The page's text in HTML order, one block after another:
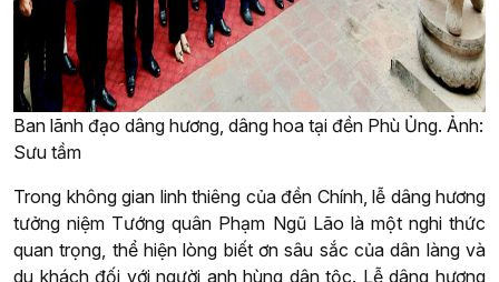
Ban lãnh đạo dâng hương, dâng hoa tại đền Phù Ủng. Ảnh:
Sưu tầm
Trong không gian linh thiêng của đền Chính, lễ dâng hương
tưởng niệm Tướng quân Phạm Ngũ Lão là một nghi thức
quan trọng, thể hiện lòng biết ơn sâu sắc của dân làng và
du khách đối với người anh hùng dân tộc. Lễ dâng hương